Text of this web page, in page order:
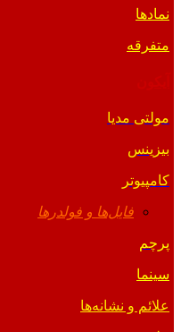
نمادها
متفرقه
مولتی مدیا
بیزینس
کامپیوتر
فایل‌ها و فولدرها
پرچم
سینما
علائم و نشانه‌ها